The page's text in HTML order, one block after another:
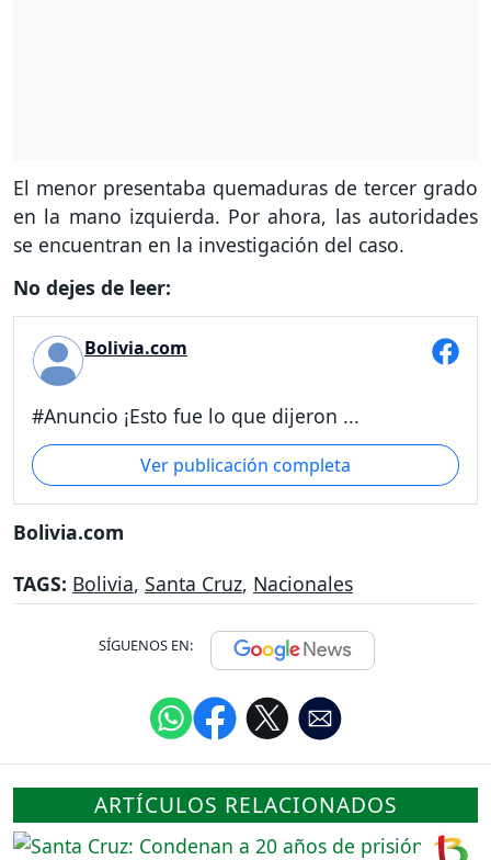
El menor presentaba quemaduras de tercer grado
en la mano izquierda. Por ahora, las autoridades
se encuentran en la investigación del caso.
No dejes de leer:
Bolivia.com
#Anuncio ¡Esto fue lo que dijeron ...
Ver publicación completa
Bolivia.com
TAGS: Bolivia, Santa Cruz, Nacionales
SÍGUENOS EN:
ARTÍCULOS RELACIONADOS